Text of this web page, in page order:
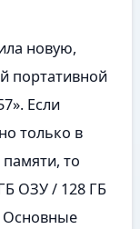
новую,
портативной
Если
только в
то
ОЗУ / 128 ГБ
Основные